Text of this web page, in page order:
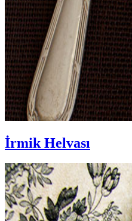
İrmik Helvası